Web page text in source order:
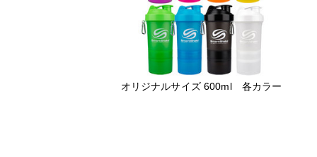
オリジナルサイズ 600ml 各カラー